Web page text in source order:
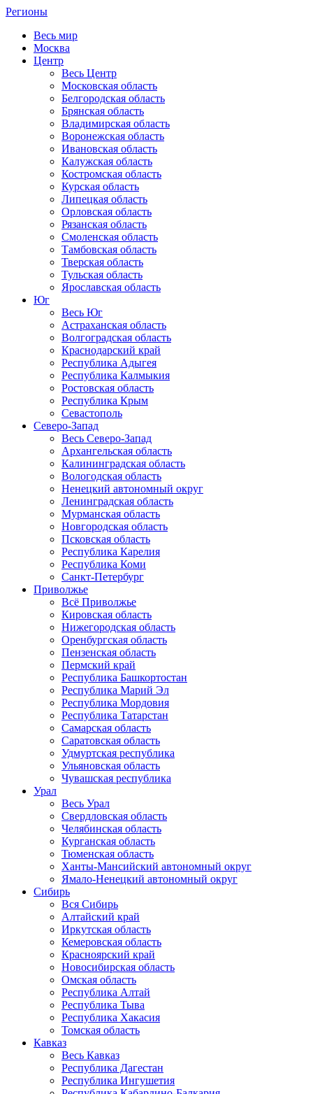
Регионы
Весь мир
Москва
Центр
Весь Центр
Московская область
Белгородская область
Брянская область
Владимирская область
Воронежская область
Ивановская область
Калужская область
Костромская область
Курская область
Липецкая область
Орловская область
Рязанская область
Смоленская область
Тамбовская область
Тверская область
Тульская область
Ярославская область
Юг
Весь Юг
Астраханская область
Волгоградская область
Краснодарский край
Республика Адыгея
Республика Калмыкия
Ростовская область
Республика Крым
Севастополь
Северо-Запад
Весь Северо-Запад
Архангельская область
Калининградская область
Вологодская область
Ненецкий автономный округ
Ленинградская область
Мурманская область
Новгородская область
Псковская область
Республика Карелия
Республика Коми
Санкт-Петербург
Приволжье
Всё Приволжье
Кировская область
Нижегородская область
Оренбургская область
Пензенская область
Пермский край
Республика Башкортостан
Республика Марий Эл
Республика Мордовия
Республика Татарстан
Самарская область
Саратовская область
Удмуртская республика
Ульяновская область
Чувашская республика
Урал
Весь Урал
Свердловская область
Челябинская область
Курганская область
Тюменская область
Ханты-Мансийский автономный округ
Ямало-Ненецкий автономный округ
Сибирь
Вся Сибирь
Алтайский край
Иркутская область
Кемеровская область
Красноярский край
Новосибирская область
Омская область
Республика Алтай
Республика Тыва
Республика Хакасия
Томская область
Кавказ
Весь Кавказ
Республика Дагестан
Республика Ингушетия